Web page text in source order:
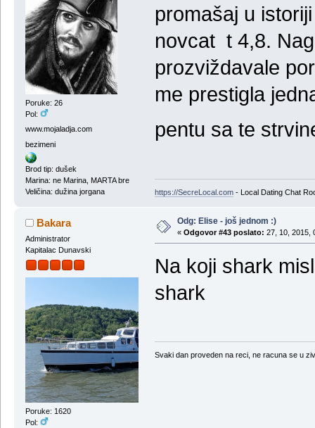
Poruke: 26
Pol:
www.mojaladja.com
bezimeni
Brod tip: dušek
Marina: ne Marina, MARTA bre
Veličina: dužina jorgana
promašaj u
novcat t 4,8.
prozviždavale
me prestigla
pentu sa te
https://SecreLocal.com- Local Dating Chat
Bakara
Administrator
Kapitalac Dunavski
Poruke: 1620
Pol:
Odg: Elise - još jednom :)
« Odgovor #43 poslato: 27, 10, 2015,
Na koji shark
shark
Svaki dan proveden na reci, ne racuna se u